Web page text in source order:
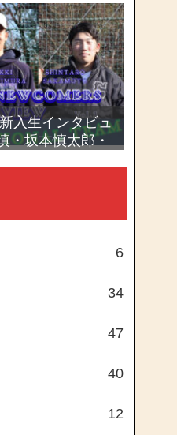
入生インタビュ
坂本慎太郎・
6
34
47
40
12